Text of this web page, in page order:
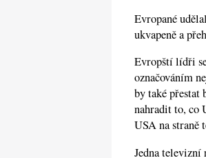
Evropané
ukvapeně a
Evropští lídři
označováním
by také přestat
nahradit to, co
USA na straně
Jedna televizní